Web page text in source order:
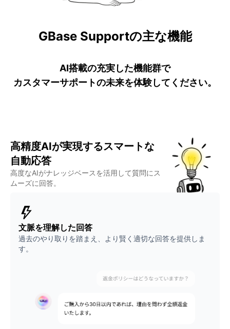
GBase Supportの主な機能
AI搭載の充実した機能群で
カスタマーサポートの未来を体験してください。
高精度AIが実現するスマートな
自動応答
高度なAIがナレッジベースを活用して質問にス
ムーズに回答。
文脈を理解した回答
過去のやり取りを踏まえ、より賢く適切な回答を提供しま
す。